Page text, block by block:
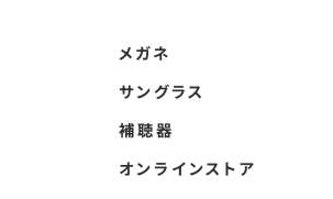
メガネ
サングラス
補聴器
オンラインストア